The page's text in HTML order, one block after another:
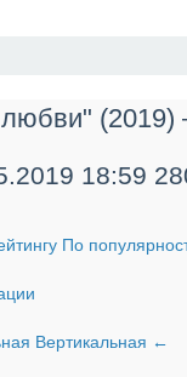
(2019)
18:59
По
Вертикальная ←